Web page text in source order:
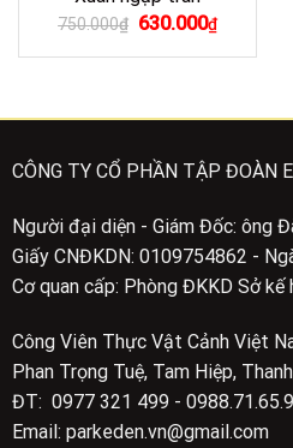
750.000₫ Giá
là:
630.000₫Giá
hiện
tại
CÔNG TY CỔ PHẦN TẬP ĐOÀN
Người đại diện - Giám Đốc: ông
Giấy CNĐKDN: 0109754862 -
Cơ quan cấp: Phòng ĐKKD Sở
Công Viên Thực Vật Cảnh Việt
Phan Trọng Tuệ, Tam Hiệp,
ĐT: 0977 321 499 -
Email: parkeden.vn@gmail.com